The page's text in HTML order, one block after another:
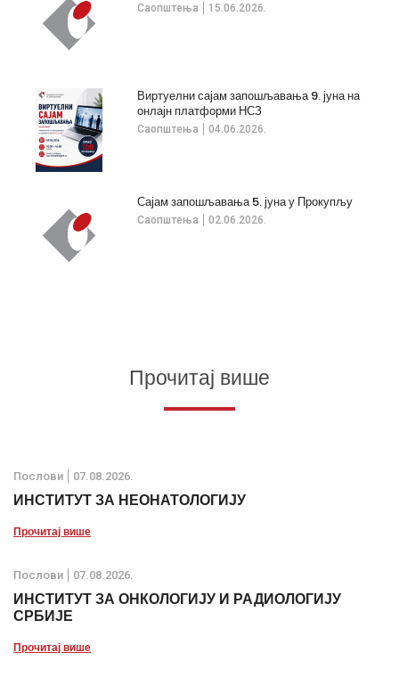
Саопштења 15.06.2026.
Саопштења 04.06.2026.
Виртуелни сајам запошљавања 9. јуна на
онлајн платформи НСЗ
Саопштења 02.06.2026.
Сајам запошљавања 5. јуна у Прокупљу
Прочитај више
Послови 07.08.2026.
ИНСТИТУТ ЗА НЕОНАТОЛОГИЈУ
Прочитај више
Послови 07.08.2026.
ИНСТИТУТ ЗА ОНКОЛОГИЈУ И РАДИОЛОГИЈУ
СРБИЈЕ
Прочитај више